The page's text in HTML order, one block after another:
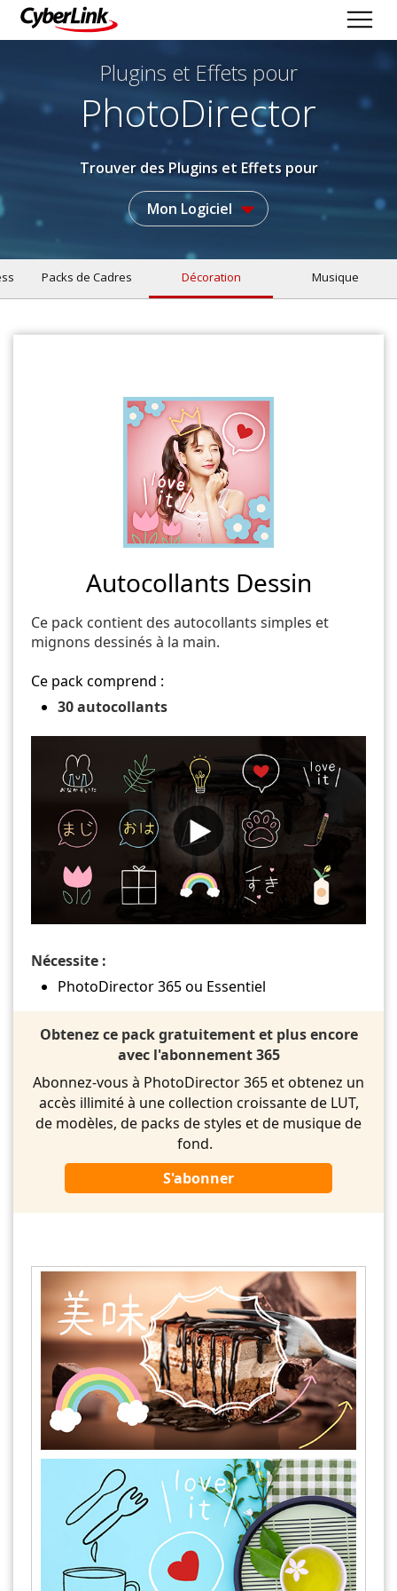
Plugins et Effets pour
PhotoDirector
Trouver des Plugins et Effets pour
Mon Logiciel
Packs de Cadres Décoration Musique
Autocollants Dessin
Ce pack contient des autocollants simples et
mignons dessinés à la main.
Ce pack comprend :
30 autocollants
Nécessite :
PhotoDirector 365 ou Essentiel
Obtenez ce pack gratuitement et plus encore
avec l'abonnement 365
Abonnez-vous à PhotoDirector 365 et obtenez un
accès illimité à une collection croissante de LUT,
de modèles, de packs de styles et de musique de
fond.
S'abonner